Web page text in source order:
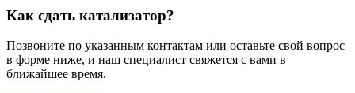
Как сдать катализатор?
Позвоните по указанным контактам или оставьте свой вопрос
в форме ниже, и наш специалист свяжется с вами в
ближайшее время.